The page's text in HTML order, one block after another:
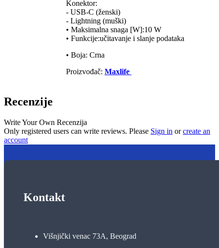
Konektor:
- USB-C (ženski)
- Lightning (muški)
• Maksimalna snaga [W]:10 W
• Funkcije:učitavanje i slanje podataka
• Boja: Crna
Proizvođač: Maxlife
Recenzije
Write Your Own Recenzija
Only registered users can write reviews. Please Sign in orcreate an
account
Kontakt
Višnjički venac 73A, Beograd